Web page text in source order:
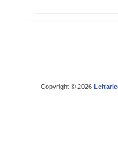
Copyright © 2026